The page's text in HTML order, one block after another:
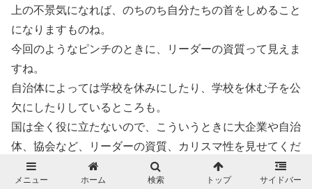
上の不景気になれば、のちのち自分たちの首をしめること
になりますものね。
今回のようなピンチのときに、リーダーの資質って見えま
すね。
自治体によっては学校を休みにしたり、学校を休む子を公
欠にしたりしているところも。
国は全く役に立たないので、こういうときに大企業や自治
体、協会など、リーダーの資質、カリスマ性を見せてくだ
さい。そういう方達を今後応援します。
メニュー ホーム 検索 トップ サイドバー